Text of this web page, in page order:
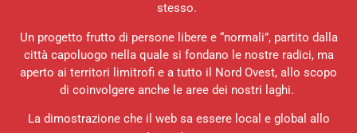
stesso.
Un progetto frutto di persone libere e “normali”, partito dalla
città capoluogo nella quale si fondano le nostre radici, ma
aperto ai territori limitrofi e a tutto il Nord Ovest, allo scopo
di coinvolgere anche le aree dei nostri laghi.
La dimostrazione che il web sa essere local e global allo